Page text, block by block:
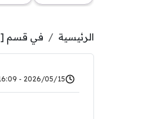
الرئيسية في قسم [
2026/05/15 - 16:09